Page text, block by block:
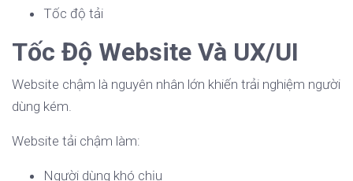
Tốc độ tải
Tốc Độ Website Và UX/UI
Website chậm là nguyên nhân lớn khiến trải nghiệm người
dùng kém.
Website tải chậm làm:
Người dùng khó chịu